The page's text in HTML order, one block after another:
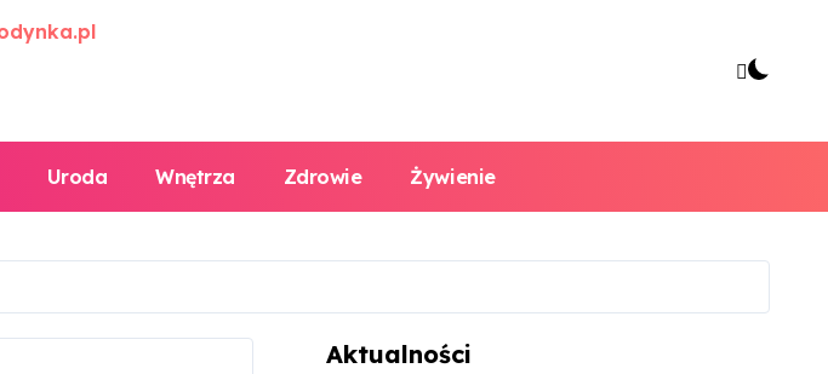
Uroda Wnętrza Zdrowie Żywienie
Aktualności